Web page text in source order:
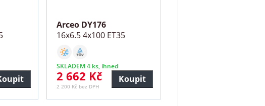
Arceo DY176
16x6.5 4x100 ET35
SKLADEM 4 ks, ihned
2 662 Kč
2 200 Kč bez DPH
Koupit